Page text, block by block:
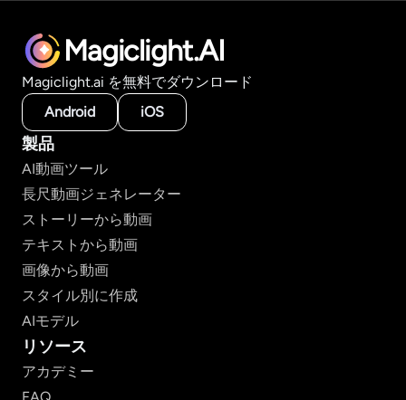
Magiclight.AI
Magiclight.ai を無料でダウンロード
Android
iOS
製品
AI動画ツール
長尺動画ジェネレーター
ストーリーから動画
テキストから動画
画像から動画
スタイル別に作成
AIモデル
リソース
アカデミー